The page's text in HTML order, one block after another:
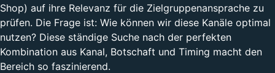
Shop) auf ihre Relevanz für die Zielgruppenansprache zu
prüfen. Die Frage ist: Wie können wir diese Kanäle optimal
nutzen? Diese ständige Suche nach der perfekten
Kombination aus Kanal, Botschaft und Timing macht den
Bereich so faszinierend.